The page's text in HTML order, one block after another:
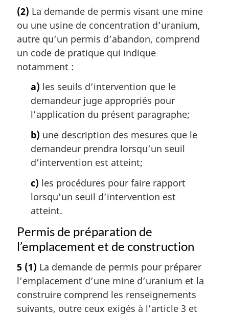
(2) La demande de permis visant une mine
ou une usine de concentration d’uranium,
autre qu’un permis d’abandon, comprend
un code de pratique qui indique
notamment :
a) les seuils d’intervention que le
demandeur juge appropriés pour
l’application du présent paragraphe;
b) une description des mesures que le
demandeur prendra lorsqu’un seuil
d’intervention est atteint;
c) les procédures pour faire rapport
lorsqu’un seuil d’intervention est
atteint.
Permis de préparation de
l’emplacement et de construction
5 (1) La demande de permis pour préparer
l’emplacement d’une mine d’uranium et la
construire comprend les renseignements
suivants, outre ceux exigés à l’article 3 et